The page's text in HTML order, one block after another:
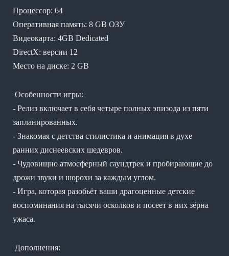
Процессор: 64
Оперативная память: 8 GB ОЗУ
Видеокарта: 4GB Dedicated
DirectX: версии 12
Место на диске: 2 GB
Особенности игры:
- Релиз включает в себя четыре полных эпизода из пяти
запланированных.
- Знакомая с детства стилистика и анимация в духе
ранних диснеевских шедевров.
- Чудовищно атмосферный саундтрек и пробирающие до
дрожи звуки и шорохи за каждым углом.
- Игра, которая разобьёт ваши драгоценные детские
воспоминания на тысячи осколков и посеет в них зёрна
ужаса.
Дополнения: